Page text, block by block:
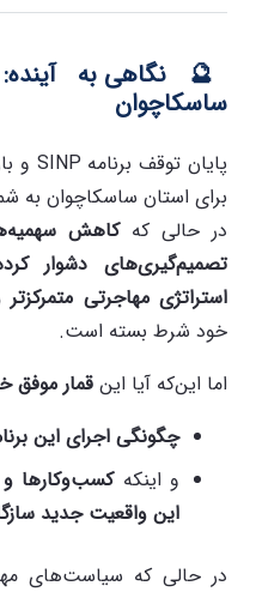
🔮 نگاهی به
ساسکاچوان
پایان توقف برنامه SINP و بازطراحی آن، یک
برای استان ساسکاچوان به
در حالی کهکاهش
تصمیم‌گیری‌های دشوار
استراتژی مهاجرتی
خود شرط بسته است.
اما این‌که آیا این قمار موفق
چگونگی اجرای این
و اینکهکسب‌وکارها و
این واقعیت جدید
در حالی که سیاست‌های